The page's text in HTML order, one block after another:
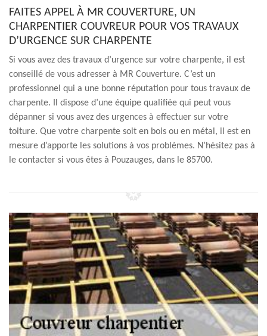
FAITES APPEL À MR COUVERTURE, UN
CHARPENTIER COUVREUR POUR VOS TRAVAUX
D’URGENCE SUR CHARPENTE
Si vous avez des travaux d’urgence sur votre charpente, il est
conseillé de vous adresser à MR Couverture. C’est un
professionnel qui a une bonne réputation pour tous travaux de
charpente. Il dispose d’une équipe qualifiée qui peut vous
dépanner si vous avez des urgences à effectuer sur votre
toiture. Que votre charpente soit en bois ou en métal, il est en
mesure d’apporte les solutions à vos problèmes. N’hésitez pas à
le contacter si vous êtes à Pouzauges, dans le 85700.